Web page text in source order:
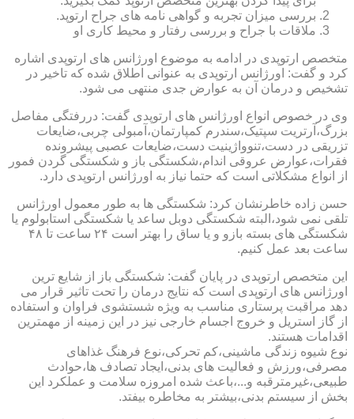
بررسی میزان تجربه و گواهی نامه های جراح ارتوپد.
ملاقات با جراح و بررسی رفتار و محیط کاری او
متخصص ارتوپدی در ادامه به موضوع اورژانس های ارتوپدی اشاره
کرد و گفت: اورژانس ارتوپدی به عنوانی اطلاق شده که تاخیر در
تشخیص و درمان آن به عوارض جدی منتهی می شود.
وی در خصوص انواع اورژانس های ارتوپدی گفت: دررفتگی مفاصل
بزرگ،آرتریت سپتیک،سندرم کمپارتمان،آمبولی چربی،ضایعات
تزریقی در دست،تنوواژینیت دست،ضایعات عصبی پیشرونده
فقرات،عوارض عروقی اندام،شکستگی باز و شکستگی گردن فمور
از انواع مشکلاتی است که حتما نیاز به اورژانس ارتوپدی دارد.
حسن زاده خاطرنشان کرد: شکستگی ها به طور معمول اورژانس
تلقی نمی شود،البته شکستگی دوبل ساعد یا شکستگی استابولوم یا
شکستگی های بسته بازو و یا ساق را بهتر است ۲۴ ساعت تا ۴۸
ساعت بعد عمل کنیم.
این متخصص ارتوپدی در پایان گفت: شکستگی باز از شایع ترین
اورژانس های ارتوپدی است که نتایج درمان را تحت تاثیر قرار می
دهد مراقبت پرستاری مناسب به ویژه شستشوی فراوان و استفاده
از گاز استریل و خروج اجسام خارجی نیز در این زمینه از مهمترین
اقدامات هستند.
نوع شیوه زندگی ماشینی،کم تحرکی،نوع فرهنگ غذاهای
مصرفی،ورزش و فعالیت های بدنی،ایجاد تصادف ها،حوادث
طبیعی،غیرمترقبه و...،باعث شده امروزه سلامت و عملکرد این
بخش از سیستم بدنی،بیشتر به مخاطره بیفتد.